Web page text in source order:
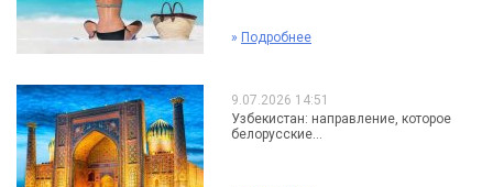
» Подробнее
9.07.2026 14:51
Узбекистан: направление, которое
белорусские...